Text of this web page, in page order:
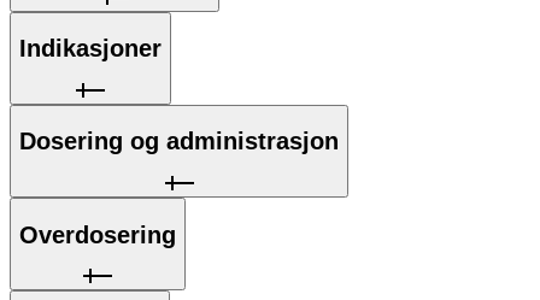
Indikasjoner
Dosering og administrasjon
Overdosering